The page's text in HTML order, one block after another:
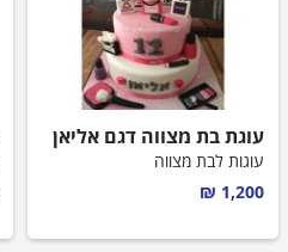
עוגת בת מצווה דגם אליאן
עוגות לבת מצווה
1,200 ₪